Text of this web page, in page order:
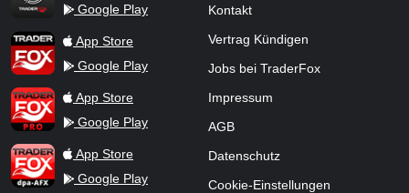
Google Play
TraderFox AppApp Store
Google Play
TraderFox ProApp Store
Google Play
TraderFox dpa-AFX ProFeed
App Store
Google Play
Kontakt
Vertrag Kündigen
Jobs bei TraderFox
Impressum
AGB
Datenschutz
Cookie-Einstellungen